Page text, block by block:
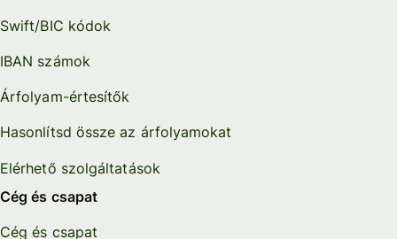
Swift/BIC kódok
IBAN számok
Árfolyam-értesítők
Hasonlítsd össze az árfolyamokat
Elérhető szolgáltatások
Cég és csapat
Cég és csapat